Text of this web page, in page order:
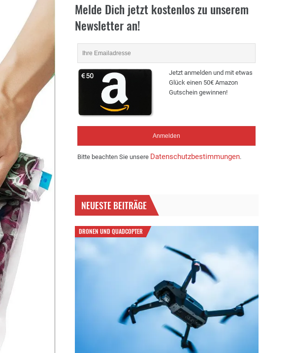
Melde Dich jetzt kostenlos zu unserem
Newsletter an!
Jetzt anmelden und mit etwas
Glück einen 50€ Amazon
Gutschein gewinnen!
Bitte beachten Sie unsere Datenschutzbestimmungen.
NEUESTE BEITRÄGE
DRONEN UND QUADCOPTER